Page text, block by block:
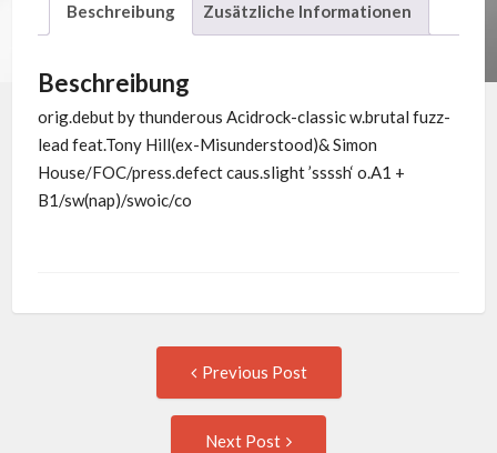
Beschreibung Zusätzliche Informationen
Beschreibung
orig.debut by thunderous Acidrock-classic w.brutal fuzz-
lead feat.Tony Hill(ex-Misunderstood)& Simon
House/FOC/press.defect caus.slight ’ssssh‘ o.A1 +
B1/sw(nap)/swoic/co
navigation
Previous Post
Next Post